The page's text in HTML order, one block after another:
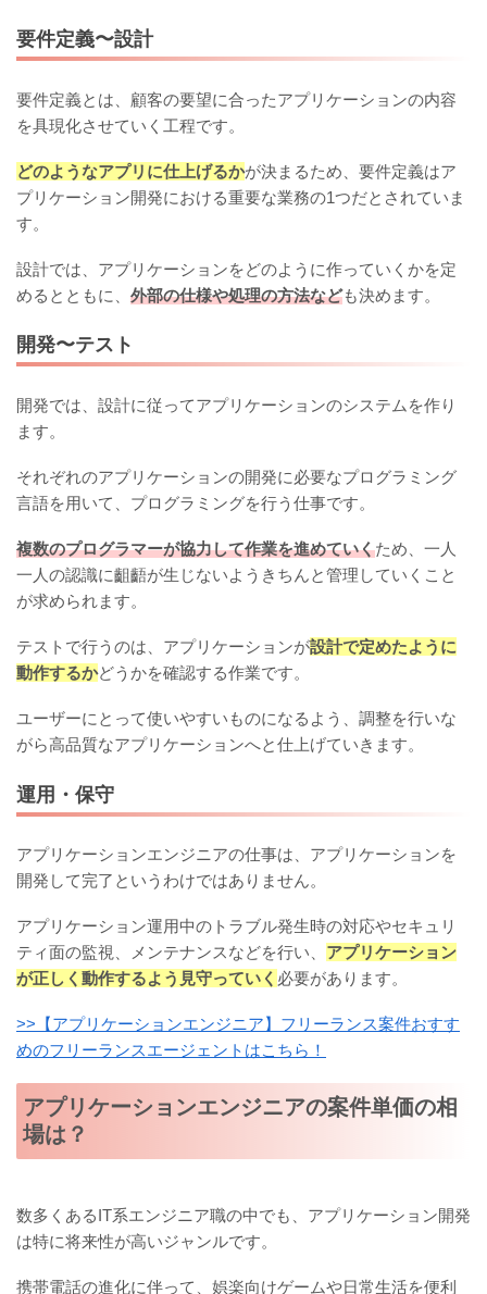
要件定義〜設計
要件定義とは、顧客の要望に合ったアプリケーションの内容
を具現化させていく工程です。
どのようなアプリに仕上げるかが決まるため、要件定義はア
プリケーション開発における重要な業務の1つだとされていま
す。
設計では、アプリケーションをどのように作っていくかを定
めるとともに、 外部の仕様や処理の方法なども決めます。
開発〜テスト
開発では、設計に従ってアプリケーションのシステムを作り
ます。
それぞれのアプリケーションの開発に必要なプログラミング
言語を用いて、プログラミングを行う仕事です。
複数のプログラマーが協力して作業を進めていくため、一人
一人の認識に齟齬が生じないようきちんと管理していくこと
が求められます。
テストで行うのは、アプリケーションが設計で定めたように
動作するかどうかを確認する作業です。
ユーザーにとって使いやすいものになるよう、調整を行いな
がら高品質なアプリケーションへと仕上げていきます。
運用・保守
アプリケーションエンジニアの仕事は、アプリケーションを
開発して完了というわけではありません。
アプリケーション運用中のトラブル発生時の対応やセキュリ
ティ面の監視、メンテナンスなどを行い、 アプリケーション
が正しく動作するよう見守っていく 必要があります。
>>【アプリケーションエンジニア】フリーランス案件おすす
めのフリーランスエージェントはこちら！
アプリケーションエンジニアの案件単価の相
場は？
数多くあるIT系エンジニア職の中でも、アプリケーション開発
は特に将来性が高いジャンルです。
携帯電話の進化に伴って、娯楽向けゲームや日常生活を便利